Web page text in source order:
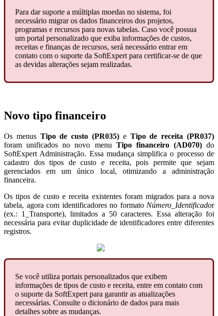
Para dar suporte a múltiplas moedas no sistema, foi
necessário migrar os dados financeiros dos projetos,
programas e recursos para novas tabelas. Caso você possua
um portal personalizado que exiba informações de custos,
receitas e finanças de recursos, será necessário entrar em
contato com o suporte da SoftExpert para certificar-se de que
as devidas alterações sejam realizadas.
Novo tipo financeiro
Os menus Tipo de custo (PR035) e Tipo de receita (PR037)
foram unificados no novo menu Tipo financeiro (AD070)do
SoftExpert Administração. Essa mudança simplifica o processo de
cadastro dos tipos de custo e receita, pois permite que sejam
gerenciados em um único local, otimizando a administração
financeira.
Os tipos de custo e receita existentes foram migrados para a nova
tabela, agora com identificadores no formato Número_Identificador
(ex.: 1_Transporte), limitados a 50 caracteres. Essa alteração foi
necessária para evitar duplicidade de identificadores entre diferentes
registros.
Se você utiliza portais personalizados que exibem
informações de tipos de custo e receita, entre em contato com
o suporte da SoftExpert para garantir as atualizações
necessárias. Consulte o dicionário de dados para mais
detalhes sobre as mudanças.